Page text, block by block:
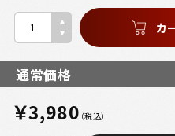
通常価格
￥3,980 （税込）